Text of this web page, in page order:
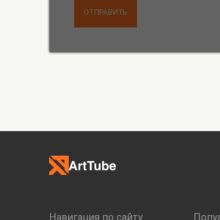
ОТПРАВИТЬ
Навигация по сайту